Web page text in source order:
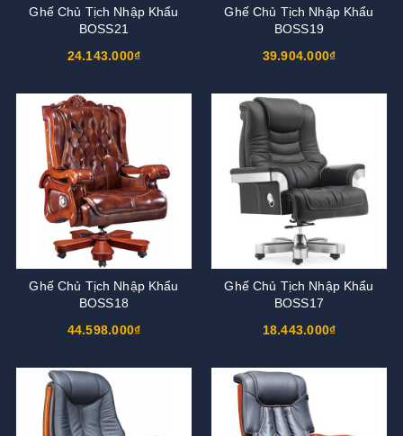
Ghế Chủ Tịch Nhập Khẩu
BOSS21
24.143.000₫
Ghế Chủ Tịch Nhập Khẩu
BOSS19
39.904.000₫
Ghế Chủ Tịch Nhập Khẩu
BOSS18
44.598.000₫
Ghế Chủ Tịch Nhập Khẩu
BOSS17
18.443.000₫